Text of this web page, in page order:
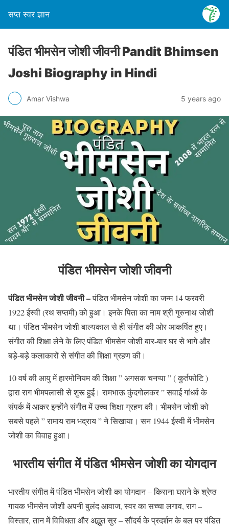
सप्त स्वर ज्ञान
पंडित भीमसेन जोशी जीवनी Pandit Bhimsen
Joshi Biography in Hindi
Amar Vishwa 5 years ago
पंडित भीमसेन जोशी जीवनी
पंडित भीमसेन जोशी जीवनी–पंडित भीमसेन जोशी का जन्म 14 फरवरी
1922 ईस्वी (रथ सप्तमी) को हुआ। इनके पिता का नाम श्री गुरुनाथ जोशी
था। पंडित भीमसेन जोशी बाल्यकाल से ही संगीत की ओर आकर्षित हुए।
संगीत की शिक्षा लेने के लिए पंडित भीमसेन जोशी बार-बार घर से भागे और
बड़े-बड़े कलाकारों से संगीत की शिक्षा ग्रहण की।
10 वर्ष की आयु में हारमोनियम की शिक्षा ” अगसक चनप्पा ” ( कुर्तफोटि )
द्वारा राग भीमपलासी से शुरू हुई। रामभाऊ कुंदगोलकर ” सवाई गांधर्व के
संपर्क में आकर इन्होंने संगीत में उच्च शिक्षा ग्रहण की। भीमसेन जोशी को
सबसे पहले ” रामाय राम भद्राय ” ने सिखाया। सन 1944 ईस्वी में भीमसेन
जोशी का विवाह हुआ।
भारतीय संगीत में पंडित भीमसेन जोशी का योगदान
भारतीय संगीत में पंडित भीमसेन जोशी का योगदान – किराना घराने के श्रेष्ठ
गायक भीमसेन जोशी अपनी बुलंद आवाज, स्वर का सच्चा लगाव, राग –
विस्तार, तान में विविधता और अद्भुत सुर – सौंदर्य के प्रदर्शन के बल पर पंडित